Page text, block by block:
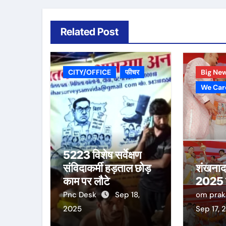
Related Post
CITY/OFFICE फीचर
5223 विशेष सर्वेक्षण
संविदाकर्मी हड़ताल छोड़
काम पर लौटे
Pnc Desk
Sep 18,
2025
Big
We
2025
om
Sep 17,